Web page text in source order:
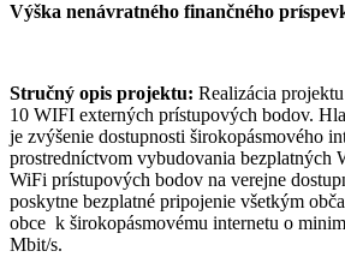
Výška nenávratného finančného
Stručný opis projektu: Realizácia
10 WIFI externých prístupových bodov.
je zvýšenie dostupnosti širokopásmového
prostredníctvom vybudovania bezplatných
WiFi prístupových bodov na verejne
poskytne bezplatné pripojenie všetkým
obce k širokopásmovému internetu o
Mbit/s.